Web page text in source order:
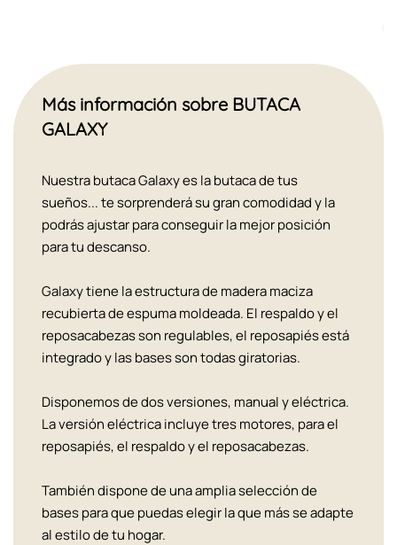
Más información sobre BUTACA
GALAXY
Nuestra butaca Galaxy es la butaca de tus
sueños... te sorprenderá su gran comodidad y la
podrás ajustar para conseguir la mejor posición
para tu descanso.
Galaxy tiene la estructura de madera maciza
recubierta de espuma moldeada. El respaldo y el
reposacabezas son regulables, el reposapiés está
integrado y las bases son todas giratorias.
Disponemos de dos versiones, manual y eléctrica.
La versión eléctrica incluye tres motores, para el
reposapiés, el respaldo y el reposacabezas.
También dispone de una amplia selección de
bases para que puedas elegir la que más se adapte
al estilo de tu hogar.